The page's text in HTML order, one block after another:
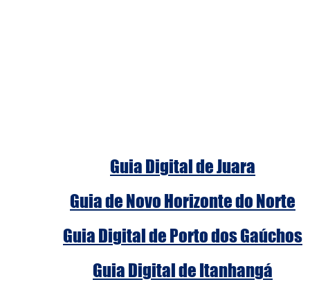
Guia Digital de Juara
Guia de Novo Horizonte do Norte
Guia Digital de Porto dos Gaúchos
Guia Digital de Itanhangá